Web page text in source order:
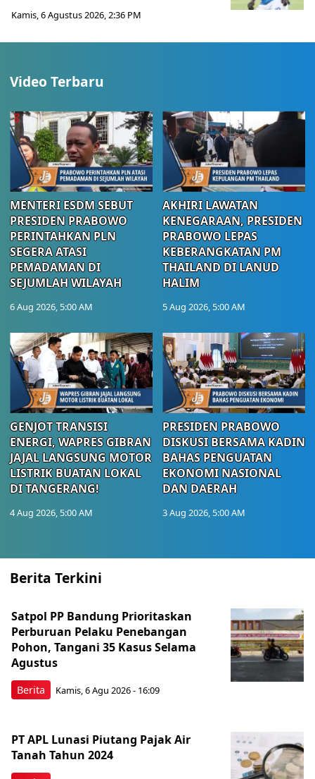
Kamis, 6 Agustus 2026, 2:36 PM
Video Terbaru
MENTERI ESDM SEBUT
PRESIDEN PRABOWO
PERINTAHKAN PLN
SEGERA ATASI
PEMADAMAN DI
SEJUMLAH WILAYAH
6 Aug 2026, 5:00 AM
AKHIRI LAWATAN
KENEGARAAN, PRESIDEN
PRABOWO LEPAS
KEBERANGKATAN PM
THAILAND DI LANUD
HALIM
5 Aug 2026, 5:00 AM
GENJOT TRANSISI
ENERGI, WAPRES GIBRAN
JAJAL LANGSUNG MOTOR
LISTRIK BUATAN LOKAL
DI TANGERANG!
4 Aug 2026, 5:00 AM
PRESIDEN PRABOWO
DISKUSI BERSAMA KADIN
BAHAS PENGUATAN
EKONOMI NASIONAL
DAN DAERAH
3 Aug 2026, 5:00 AM
Berita Terkini
Berita
Satpol PP Bandung Prioritaskan
Perburuan Pelaku Penebangan
Pohon, Tangani 35 Kasus Selama
Agustus
Kamis, 6 Agu 2026 - 16:09
PT APL Lunasi Piutang Pajak Air
Tanah Tahun 2024